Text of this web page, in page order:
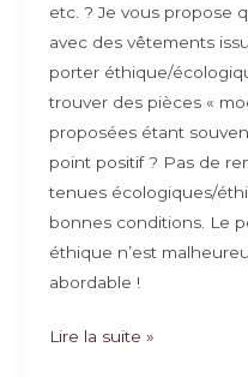
etc. ? Je vous propose
avec des vêtements
porter éthique/
trouver des pièces «
proposées étant
point positif ? Pas de
tenues écologiques/
bonnes conditions. Le
éthique n’est
abordable !
La
Lire la suite »